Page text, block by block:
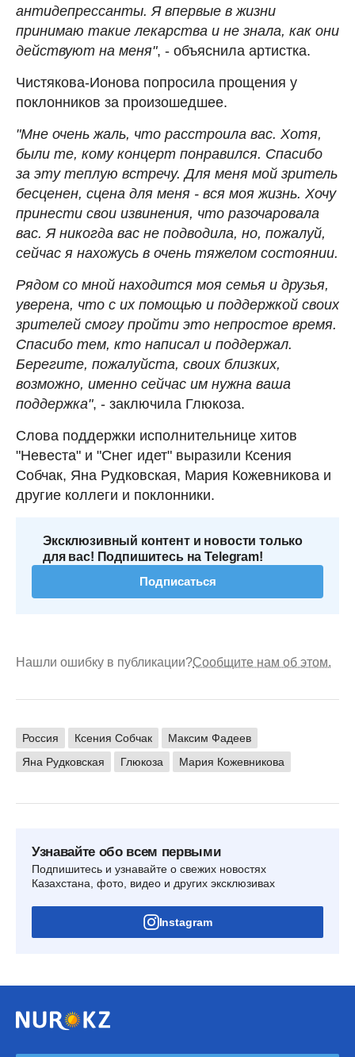
антидепрессанты. Я впервые в жизни
принимаю такие лекарства и не знала, как они
действуют на меня", - объяснила артистка.
Чистякова-Ионова попросила прощения у
поклонников за произошедшее.
"Мне очень жаль, что расстроила вас. Хотя,
были те, кому концерт понравился. Спасибо
за эту теплую встречу. Для меня мой зритель
бесценен, сцена для меня - вся моя жизнь. Хочу
принести свои извинения, что разочаровала
вас. Я никогда вас не подводила, но, пожалуй,
сейчас я нахожусь в очень тяжелом состоянии.
Рядом со мной находится моя семья и друзья,
уверена, что с их помощью и поддержкой своих
зрителей смогу пройти это непростое время.
Спасибо тем, кто написал и поддержал.
Берегите, пожалуйста, своих близких,
возможно, именно сейчас им нужна ваша
поддержка", - заключила Глюкоза.
Слова поддержки исполнительнице хитов
"Невеста" и "Снег идет" выразили Ксения
Собчак, Яна Рудковская, Мария Кожевникова и
другие коллеги и поклонники.
Эксклюзивный контент и новости только
для вас! Подпишитесь на Telegram!
Подписаться
Нашли ошибку в публикации?Сообщите нам об этом.
Россия Ксения Собчак
Максим Фадеев
Яна Рудковская
Глюкоза Мария Кожевникова
Узнавайте обо всем первыми
Подпишитесь и узнавайте о свежих новостях
Казахстана, фото, видео и других эксклюзивах
Instagram